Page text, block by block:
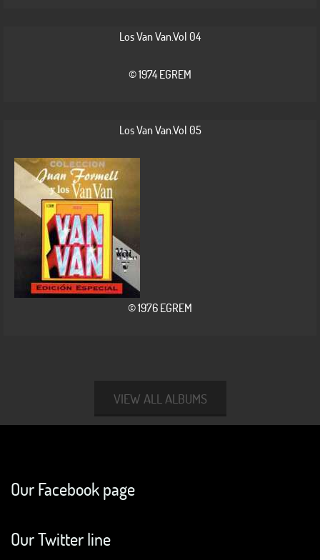
Los Van Van.Vol 04
© 1974 EGREM
Los Van Van.Vol 05
© 1976 EGREM
VIEW ALL ALBUMS
Our Facebook page
Our Twitter line